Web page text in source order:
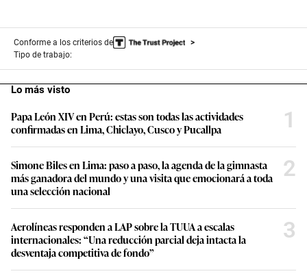
Conforme a los criterios de
Tipo de trabajo:
Lo más visto
Papa León XIV en Perú: estas son todas las actividades
confirmadas en Lima, Chiclayo, Cusco y Pucallpa
1
Simone Biles en Lima: paso a paso, la agenda de la gimnasta
más ganadora del mundo y una visita que emocionará a toda
una selección nacional
2
Aerolíneas responden a LAP sobre la TUUA a escalas
internacionales: “Una reducción parcial deja intacta la
desventaja competitiva de fondo”
3